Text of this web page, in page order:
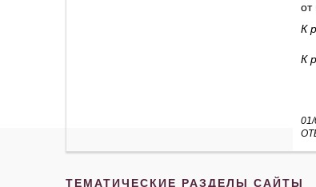
от
К
К
ТЕМАТИЧЕСКИЕ РАЗДЕЛЫ САЙТЫ